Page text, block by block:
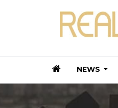
NEWS